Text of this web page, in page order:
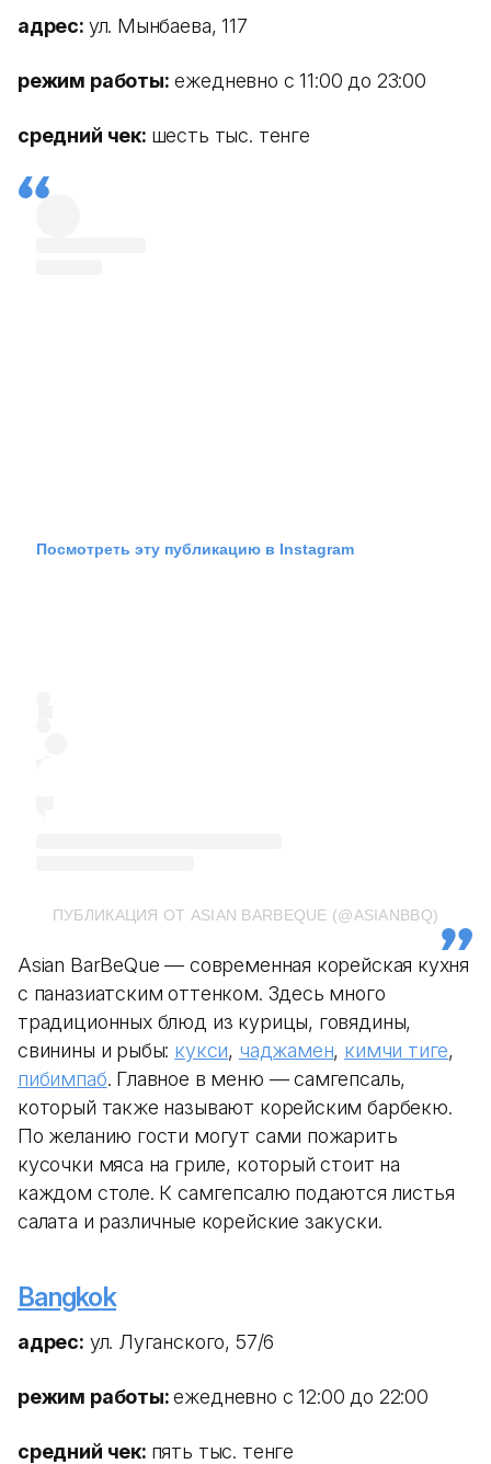
адрес: ул. Мынбаева, 117
режим работы: ежедневно с 11:00 до 23:00
средний чек: шесть тыс. тенге
Посмотреть эту публикацию в Instagram
ПУБЛИКАЦИЯ ОТ ASIAN BARBEQUE (@ASIANBBQ)
Asian BarBeQue — современная корейская кухня
с паназиатским оттенком. Здесь много
традиционных блюд из курицы, говядины,
свинины и рыбы: кукси, чаджамен, кимчи тиге,
пибимпаб. Главное в меню — самгепсаль,
который также называют корейским барбекю.
По желанию гости могут сами пожарить
кусочки мяса на гриле, который стоит на
каждом столе. К самгепсалю подаются листья
салата и различные корейские закуски.
Bangkok
адрес: ул. Луганского, 57/6
режим работы:ежедневно с 12:00 до 22:00
средний чек: пять тыс. тенге